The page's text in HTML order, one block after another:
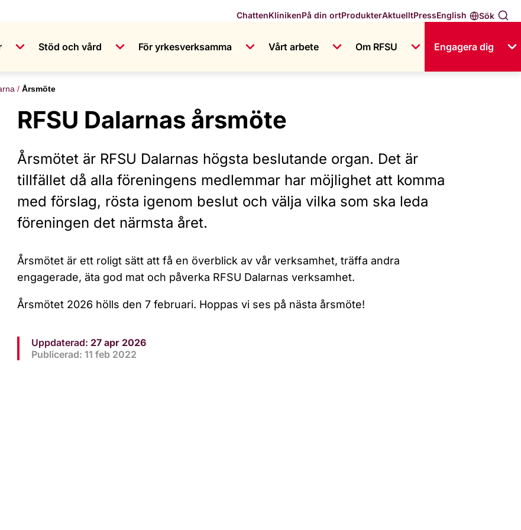
Sök
English
ChattenKlinikenPå din ortProdukterAktuelltPress
Stöd och vård För yrkesverksamma Vårt arbete Om RFSU Engagera dig
Årsmöte
undermeny för Bli medlem i RFSU
undermeny för Hitta din lokalförening
undermeny för RFSU Dalarna
undermeny för RFSU Göteborg
RFSU Dalarnas årsmöte
Årsmötet är RFSU Dalarnas högsta beslutande organ. Det är
tillfället då alla föreningens medlemmar har möjlighet att komma
med förslag, rösta igenom beslut och välja vilka som ska leda
föreningen det närmsta året.
Årsmötet är ett roligt sätt att få en överblick av vår verksamhet, träffa andra
engagerade, äta god mat och påverka RFSU Dalarnas verksamhet.
Årsmötet 2026 hölls den 7 februari. Hoppas vi ses på nästa årsmöte!
Uppdaterad: 27 apr 2026
Publicerad: 11 feb 2022